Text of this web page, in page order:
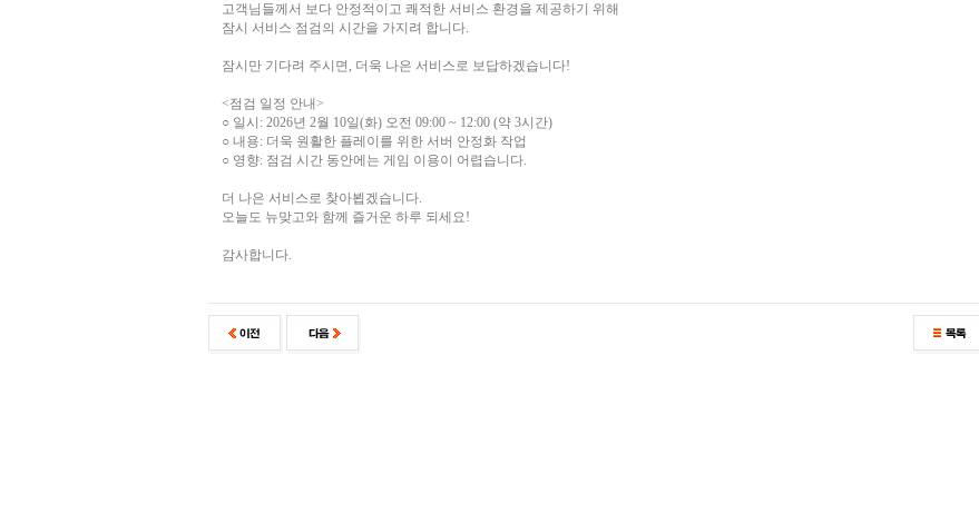
고객님들께서 보다 안정적이고 쾌적한 서비스 환경을 제공하기 위해
잠시 서비스 점검의 시간을 가지려 합니다.
잠시만 기다려 주시면, 더욱 나은 서비스로 보답하겠습니다!
<점검 일정 안내>
○ 일시: 2026년 2월 10일(화) 오전 09:00 ~ 12:00 (약 3시간)
○ 내용: 더욱 원활한 플레이를 위한 서버 안정화 작업
○ 영향: 점검 시간 동안에는 게임 이용이 어렵습니다.
더 나은 서비스로 찾아뵙겠습니다.
오늘도 뉴맞고와 함께 즐거운 하루 되세요!
감사합니다.